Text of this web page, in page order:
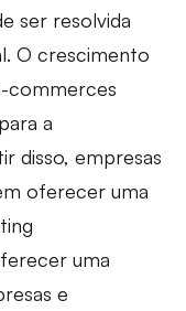
ser resolvida
O crescimento
commerces
a
disso, empresas
oferecer uma
uma
e